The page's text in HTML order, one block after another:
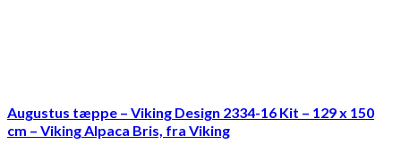
Augustus tæppe – Viking Design 2334-16 Kit – 129 x 150
cm – Viking Alpaca Bris, fra Viking